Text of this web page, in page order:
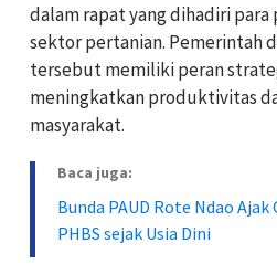
dalam rapat yang dihadiri
sektor pertanian. Pemerintah
tersebut memiliki peran
meningkatkan produktivitas
masyarakat.
Baca juga:
Bunda PAUD Rote Ndao
PHBS sejak Usia Dini